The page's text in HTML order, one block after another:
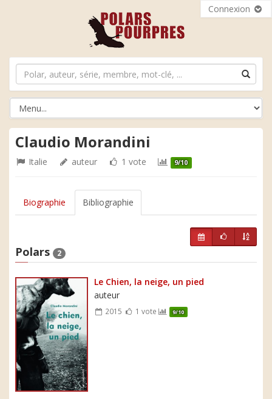
Connexion
Claudio Morandini
Italie auteur 1 vote 9/10
Biographie Bibliographie
Polars 2
Le Chien, la neige, un pied
auteur
2015 1 vote 9/10